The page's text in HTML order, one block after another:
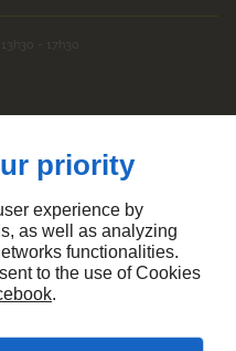
- 17h30
priority
experience by
as well as analyzing
functionalities.
to the use of Cookies
.